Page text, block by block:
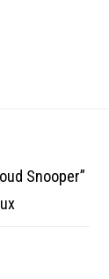
Snooper”